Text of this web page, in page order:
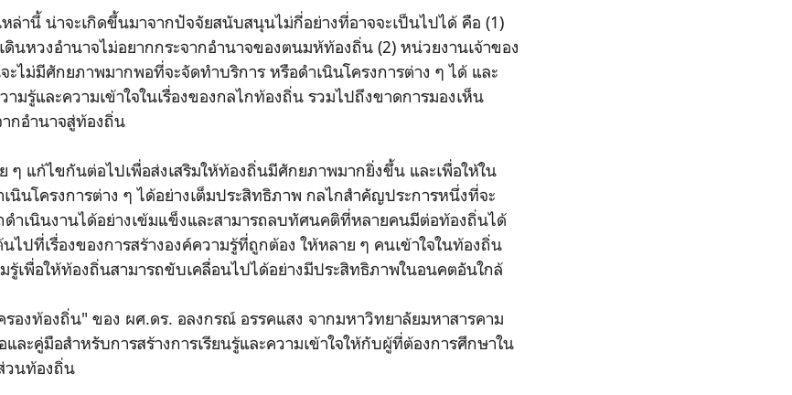
หล่านี้ น่าจะเกิดขึ้นมาจากปัจจัยสนับสนุนไม่กี่อย่างที่อาจจะเป็นไปได้ คือ (1)
ดินหวงอำนาจไม่อยากกระจากอำนาจของตนมห้ท้องถิ่น (2) หน่วยงานเจ้าของ
ะไม่มีศักยภาพมากพอที่จะจัดทำบริการ หรือดำเนินโครงการต่าง ๆ ได้ และ
มรู้และความเข้าใจในเรื่องของกลไกท้องถิ่น รวมไปถึงขาดการมองเห็น
กอำนาจสู่ท้องถิ่น
ๆ แก้ไขกันต่อไปเพื่อส่งเสริมให้ท้องถิ่นมีศักยภาพมากยิ่งขึ้น และเพื่อให้ใน
นินโครงการต่าง ๆ ได้อย่างเต็มประสิทธิภาพ กลไกสำคัญประการหนึ่งที่จะ
ำเนินงานได้อย่างเข้มแข็งและสามารถลบทัศนคติที่หลายคนมีต่อท้องถิ่นได้
ไปที่เรื่องของการสร้างองค์ความรู้ที่ถูกต้อง ให้หลาย ๆ คนเข้าใจในท้องถิ่น
รู้เพื่อให้ท้องถิ่นสามารถขับเคลื่อนไปได้อย่างมีประสิทธิภาพในอนคตอันใกล้
องท้องถิ่น" ของ ผศ.ดร. อลงกรณ์ อรรคแสง จากมหาวิทยาลัยมหาสารคาม
ละคู่มือสำหรับการสร้างการเรียนรู้และความเข้าใจให้กับผู้ที่ต้องการศึกษาใน
วนท้องถิ่น